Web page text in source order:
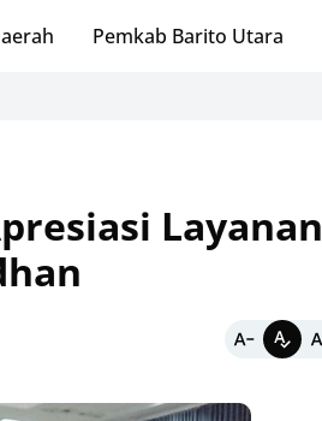
Pemkab Barito Utara
Layanan